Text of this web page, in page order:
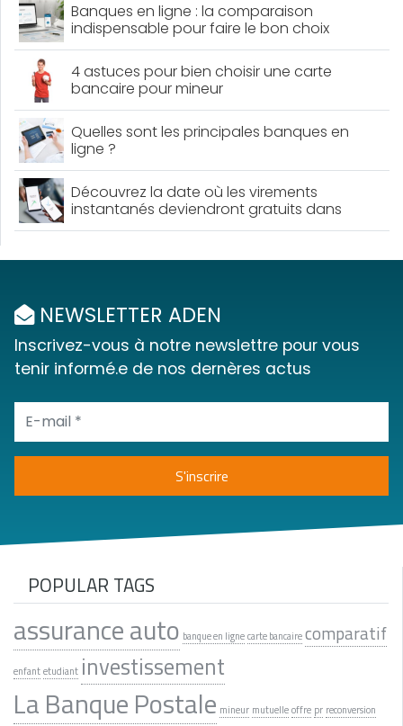
Banques en ligne : la comparaison
indispensable pour faire le bon choix
4 astuces pour bien choisir une carte
bancaire pour mineur
Quelles sont les principales banques en
ligne ?
Découvrez la date où les virements
instantanés deviendront gratuits dans
toutes les banques françaises !
NEWSLETTER ADEN
Inscrivez-vous à notre newslettre pour vous
tenir informé.e de nos dernères actus
POPULAR TAGS
assurance auto banque en lignecarte bancairecomparatif
enfantetudiant investissement
La Banque Postale mineur mutuelleoffre pr reconversion